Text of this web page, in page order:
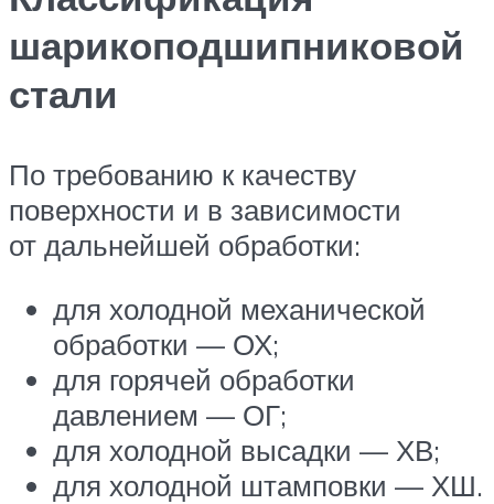
шарикоподшипниковой
стали
По требованию к качеству
поверхности и в зависимости
от дальнейшей обработки:
для холодной механической
обработки — ОХ;
для горячей обработки
давлением — ОГ;
для холодной высадки — ХВ;
для холодной штамповки — ХШ.